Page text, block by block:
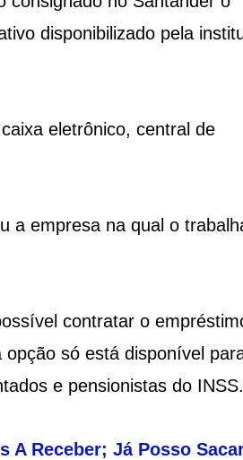
disponibilizado pela
eletrônico, central de
a empresa na qual o
contratar o
só está disponível
e pensionistas do INSS.
A Receber; Já Posso